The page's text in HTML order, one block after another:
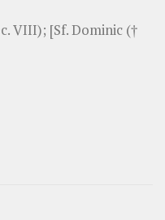
VIII); [Sf. Dominic (†